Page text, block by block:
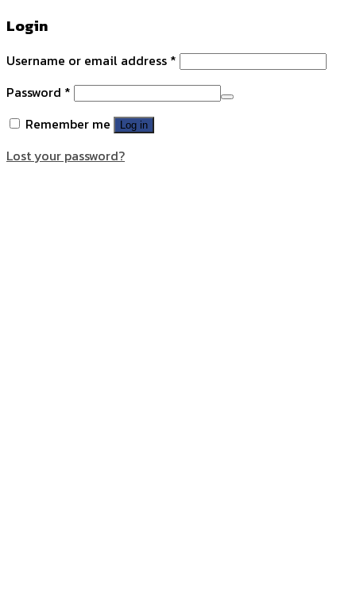
Login
Username or email address *
Password *
Remember me
Log in
Lost your password?